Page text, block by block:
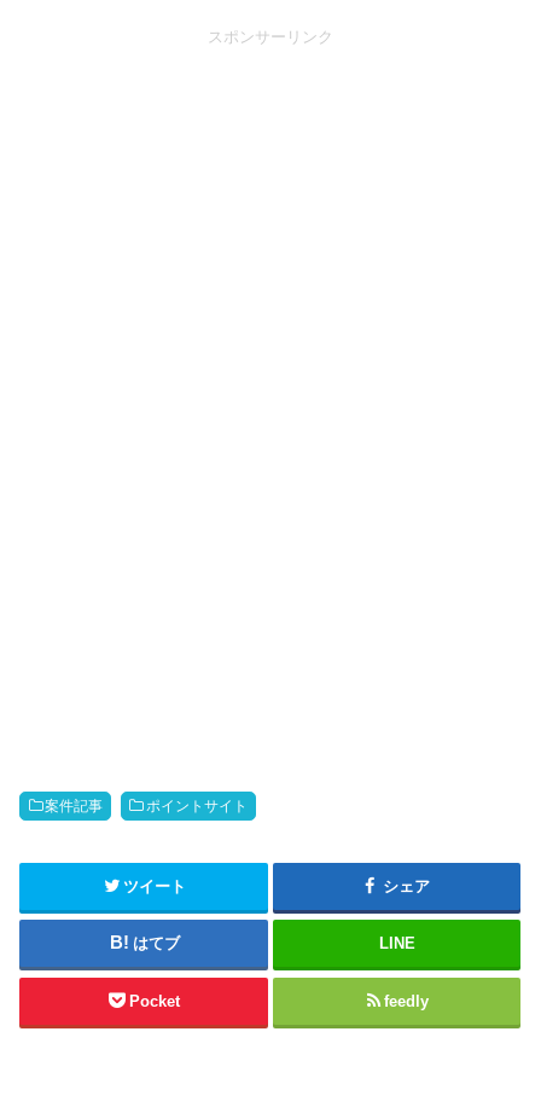
スポンサーリンク
案件記事 ポイントサイト
ツイート シェア
はてブ LINE
Pocket feedly